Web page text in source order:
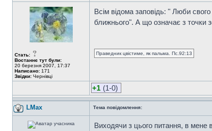
Стать:
Востаннє тут були:
20 березня 2007, 17:37
Написано: 171
Звідки: Чернівці
Всім відома заповідь: " Люби
ближнього". А що означає з точки
Праведник цвістиме, як пальма. Пс.92:13
+1 (1-0)
LMax Тема повідомлення:
Виходячи з цього питання, в мене